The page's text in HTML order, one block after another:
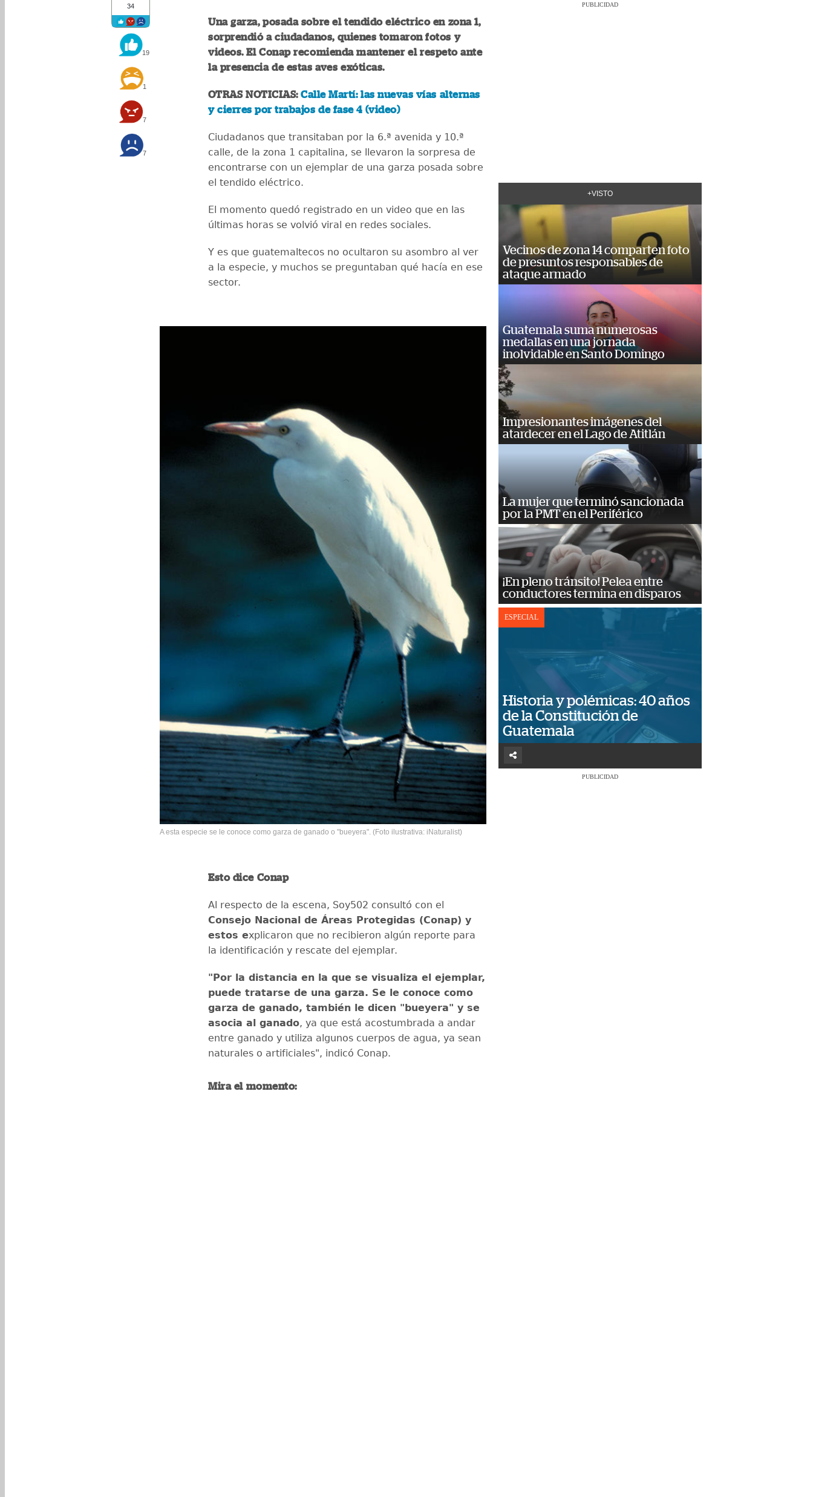
34
19
1
7
7
Una garza, posada sobre el tendido eléctrico en zona 1,
sorprendió a ciudadanos, quienes tomaron fotos y
videos. El Conap recomienda mantener el respeto ante
la presencia de estas aves exóticas.
OTRAS NOTICIAS:Calle Martí: las nuevas vías alternas
y cierres por trabajos de fase 4 (video)
Ciudadanos que transitaban por la 6.ª avenida y 10.ª
calle, de la zona 1 capitalina, se llevaron la sorpresa de
encontrarse con un ejemplar de una garza posada sobre
el tendido eléctrico.
El momento quedó registrado en un video que en las
últimas horas se volvió viral en redes sociales.
Y es que guatemaltecos no ocultaron su asombro al ver
a la especie, y muchos se preguntaban qué hacía en ese
sector.
A esta especie se le conoce como garza de ganado o "bueyera". (Foto ilustrativa: iNaturalist)
Esto dice Conap
Al respecto de la escena, Soy502 consultó con el
Consejo Nacional de Áreas Protegidas (Conap) y
estos explicaron que no recibieron algún reporte para
la identificación y rescate del ejemplar.
"Por la distancia en la que se visualiza el ejemplar,
puede tratarse de una garza. Se le conoce como
garza de ganado, también le dicen "bueyera" y se
asocia al ganado, ya que está acostumbrada a andar
entre ganado y utiliza algunos cuerpos de agua, ya sean
naturales o artificiales", indicó Conap.
Mira el momento:
PUBLICIDAD
+VISTO
Vecinos de zona 14 comparten foto
de presuntos responsables de
ataque armado
Guatemala suma numerosas
medallas en una jornada
inolvidable en Santo Domingo
Impresionantes imágenes del
atardecer en el Lago de Atitlán
La mujer que terminó sancionada
por la PMT en el Periférico
¡En pleno tránsito! Pelea entre
conductores termina en disparos
ESPECIAL
Historia y polémicas: 40 años
de la Constitución de
Guatemala
PUBLICIDAD